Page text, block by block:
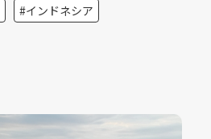
インドネシア